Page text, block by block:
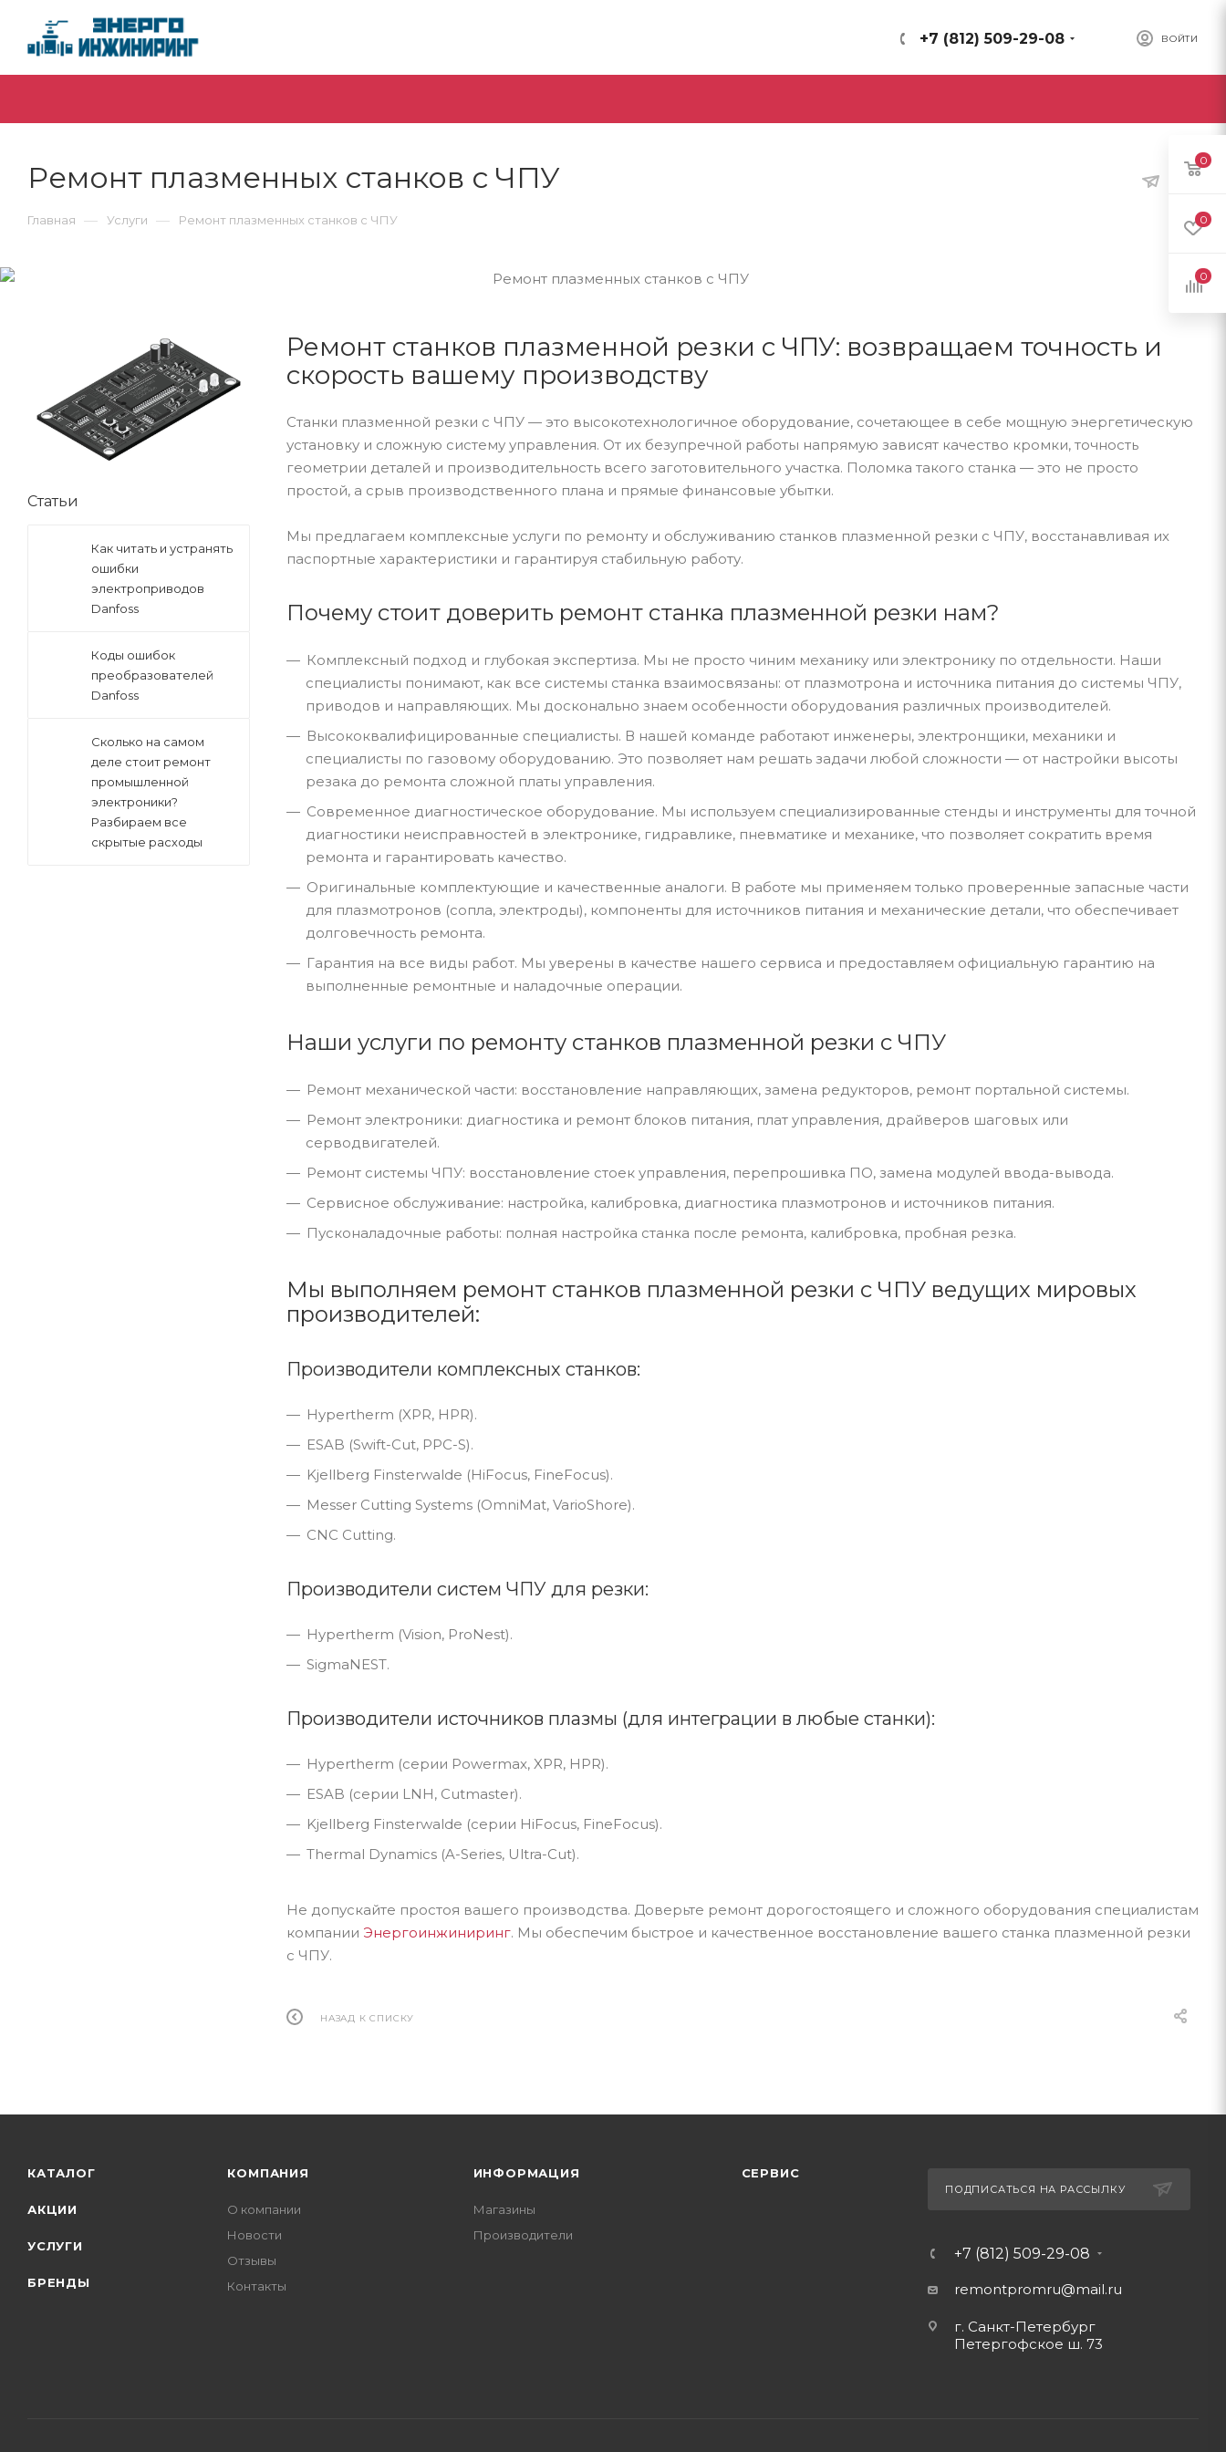
ВОЙТИ
+7 (812) 509-29-08
Ремонт плазменных станков с ЧПУ
Главная — Услуги — Ремонт плазменных станков с ЧПУ
Ремонт станков плазменной резки с ЧПУ: возвращаем точность и
скорость вашему производству
Станки плазменной резки с ЧПУ — это высокотехнологичное оборудование, сочетающее в себе мощную энергетическую
установку и сложную систему управления. От их безупречной работы напрямую зависят качество кромки, точность
геометрии деталей и производительность всего заготовительного участка. Поломка такого станка — это не просто
простой, а срыв производственного плана и прямые финансовые убытки.
Мы предлагаем комплексные услуги по ремонту и обслуживанию станков плазменной резки с ЧПУ, восстанавливая их
паспортные характеристики и гарантируя стабильную работу.
Почему стоит доверить ремонт станка плазменной резки нам?
Комплексный подход и глубокая экспертиза. Мы не просто чиним механику или электронику по отдельности. Наши
специалисты понимают, как все системы станка взаимосвязаны: от плазмотрона и источника питания до системы ЧПУ,
приводов и направляющих. Мы досконально знаем особенности оборудования различных производителей.
Высококвалифицированные специалисты. В нашей команде работают инженеры, электронщики, механики и
специалисты по газовому оборудованию. Это позволяет нам решать задачи любой сложности — от настройки высоты
резака до ремонта сложной платы управления.
Современное диагностическое оборудование. Мы используем специализированные стенды и инструменты для точной
диагностики неисправностей в электронике, гидравлике, пневматике и механике, что позволяет сократить время
ремонта и гарантировать качество.
Оригинальные комплектующие и качественные аналоги. В работе мы применяем только проверенные запасные части
для плазмотронов (сопла, электроды), компоненты для источников питания и механические детали, что обеспечивает
долговечность ремонта.
Гарантия на все виды работ. Мы уверены в качестве нашего сервиса и предоставляем официальную гарантию на
выполненные ремонтные и наладочные операции.
Наши услуги по ремонту станков плазменной резки с ЧПУ
Ремонт механической части: восстановление направляющих, замена редукторов, ремонт портальной системы.
Ремонт электроники: диагностика и ремонт блоков питания, плат управления, драйверов шаговых или
серводвигателей.
Ремонт системы ЧПУ: восстановление стоек управления, перепрошивка ПО, замена модулей ввода-вывода.
Сервисное обслуживание: настройка, калибровка, диагностика плазмотронов и источников питания.
Пусконаладочные работы: полная настройка станка после ремонта, калибровка, пробная резка.
Мы выполняем ремонт станков плазменной резки с ЧПУ ведущих мировых
производителей:
Производители комплексных станков:
Hypertherm (XPR, HPR).
ESAB (Swift-Cut, PPC-S).
Kjellberg Finsterwalde (HiFocus, FineFocus).
Messer Cutting Systems (OmniMat, VarioShore).
CNC Cutting.
Производители систем ЧПУ для резки:
Hypertherm (Vision, ProNest).
SigmaNEST.
Производители источников плазмы (для интеграции в любые станки):
Hypertherm (серии Powermax, XPR, HPR).
ESAB (серии LNH, Cutmaster).
Kjellberg Finsterwalde (серии HiFocus, FineFocus).
Thermal Dynamics (A-Series, Ultra-Cut).
Не допускайте простоя вашего производства. Доверьте ремонт дорогостоящего и сложного оборудования специалистам
компании Энергоинжиниринг. Мы обеспечим быстрое и качественное восстановление вашего станка плазменной резки
с ЧПУ.
НАЗАД К СПИСКУ
Статьи
Как читать и устранять
ошибки
электроприводов
Danfoss
Коды ошибок
преобразователей
Danfoss
Сколько на самом
деле стоит ремонт
промышленной
электроники?
Разбираем все
скрытые расходы
КАТАЛОГ
АКЦИИ
УСЛУГИ
БРЕНДЫ
КОМПАНИЯ
О компании
Новости
Отзывы
Контакты
ИНФОРМАЦИЯ
Магазины
Производители
СЕРВИС
ПОДПИСАТЬСЯ НА РАССЫЛКУ
+7 (812) 509-29-08
remontpromru@mail.ru
г. Санкт-Петербург
Петергофское ш. 73
0
0
0